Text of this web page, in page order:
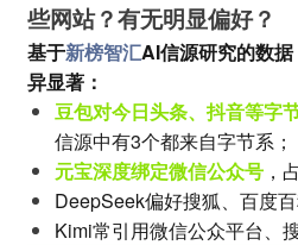
些网站？有无明显偏好？
基于新榜智汇AI信源研究的数
异显著：
豆包对今日头条、抖音等字
信源中有3个都来自字节系；
元宝深度绑定微信公众号 ，
DeepSeek偏好搜狐、百度
Kimi常引用微信公众平台、